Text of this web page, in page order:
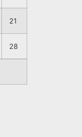
21
28